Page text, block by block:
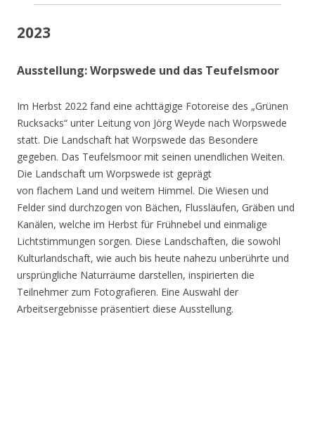
2023
Ausstellung: Worpswede und das Teufelsmoor
Im Herbst 2022 fand eine achttägige Fotoreise des „Grünen
Rucksacks“ unter Leitung von Jörg Weyde nach Worpswede
statt. Die Landschaft hat Worpswede das Besondere
gegeben. Das Teufelsmoor mit seinen unendlichen Weiten.
Die Landschaft um Worpswede ist geprägt
von flachem Land und weitem Himmel. Die Wiesen und
Felder sind durchzogen von Bächen, Flussläufen, Gräben und
Kanälen, welche im Herbst für Frühnebel und einmalige
Lichtstimmungen sorgen. Diese Landschaften, die sowohl
Kulturlandschaft, wie auch bis heute nahezu unberührte und
ursprüngliche Naturräume darstellen, inspirierten die
Teilnehmer zum Fotografieren. Eine Auswahl der
Arbeitsergebnisse präsentiert diese Ausstellung.